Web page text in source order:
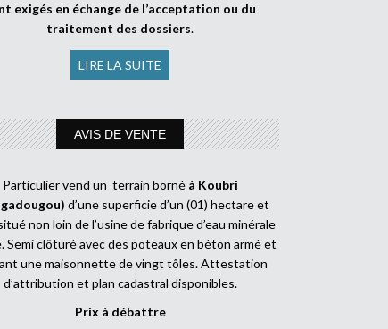
exigés en échange de l’acceptation ou du
traitement des dossiers.
LIRE LA SUITE
AVIS DE VENTE
Particulier vend un terrain borné à Koubri
d’une superficie d’un (01) hectare et
non loin de l’usine de fabrique d’eau minérale
Semi clôturé avec des poteaux en béton armé et
une maisonnette de vingt tôles. Attestation
d’attribution et plan cadastral disponibles.
Prix à débattre